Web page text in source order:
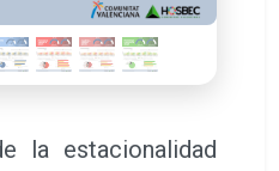
estacionalidad